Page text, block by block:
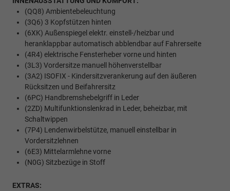
(QQ8) Ambientebeleuchtung
(3Q6) 3 Kopfstützen hinten
(6XK) Außenspiegel elektr. einstell-/heizbar und
heranklappbar automatisch abblendbar auf Fahrerseite
(4R4) elektrische Fensterheber vorne und hinten
(3L3) Vordersitze manuell höhenverstellbar
(3A2) ISOFIX - Kindersitzverankerung auf den äußeren
Rücksitzen und Beifahrersitz
(6PC) Handbremshebelgriff in Leder
(2ZD) Multifunktionslenkrad in Leder, beheizbar, mit
Schaltwippen
(7P4) Lendenwirbelstütze, manuell einstellbar in
Vordersitzlehnen
(6E3) Mittelarmlehne vorne
(N0G) Sitzbezüge in Stoff
EXTRAS: